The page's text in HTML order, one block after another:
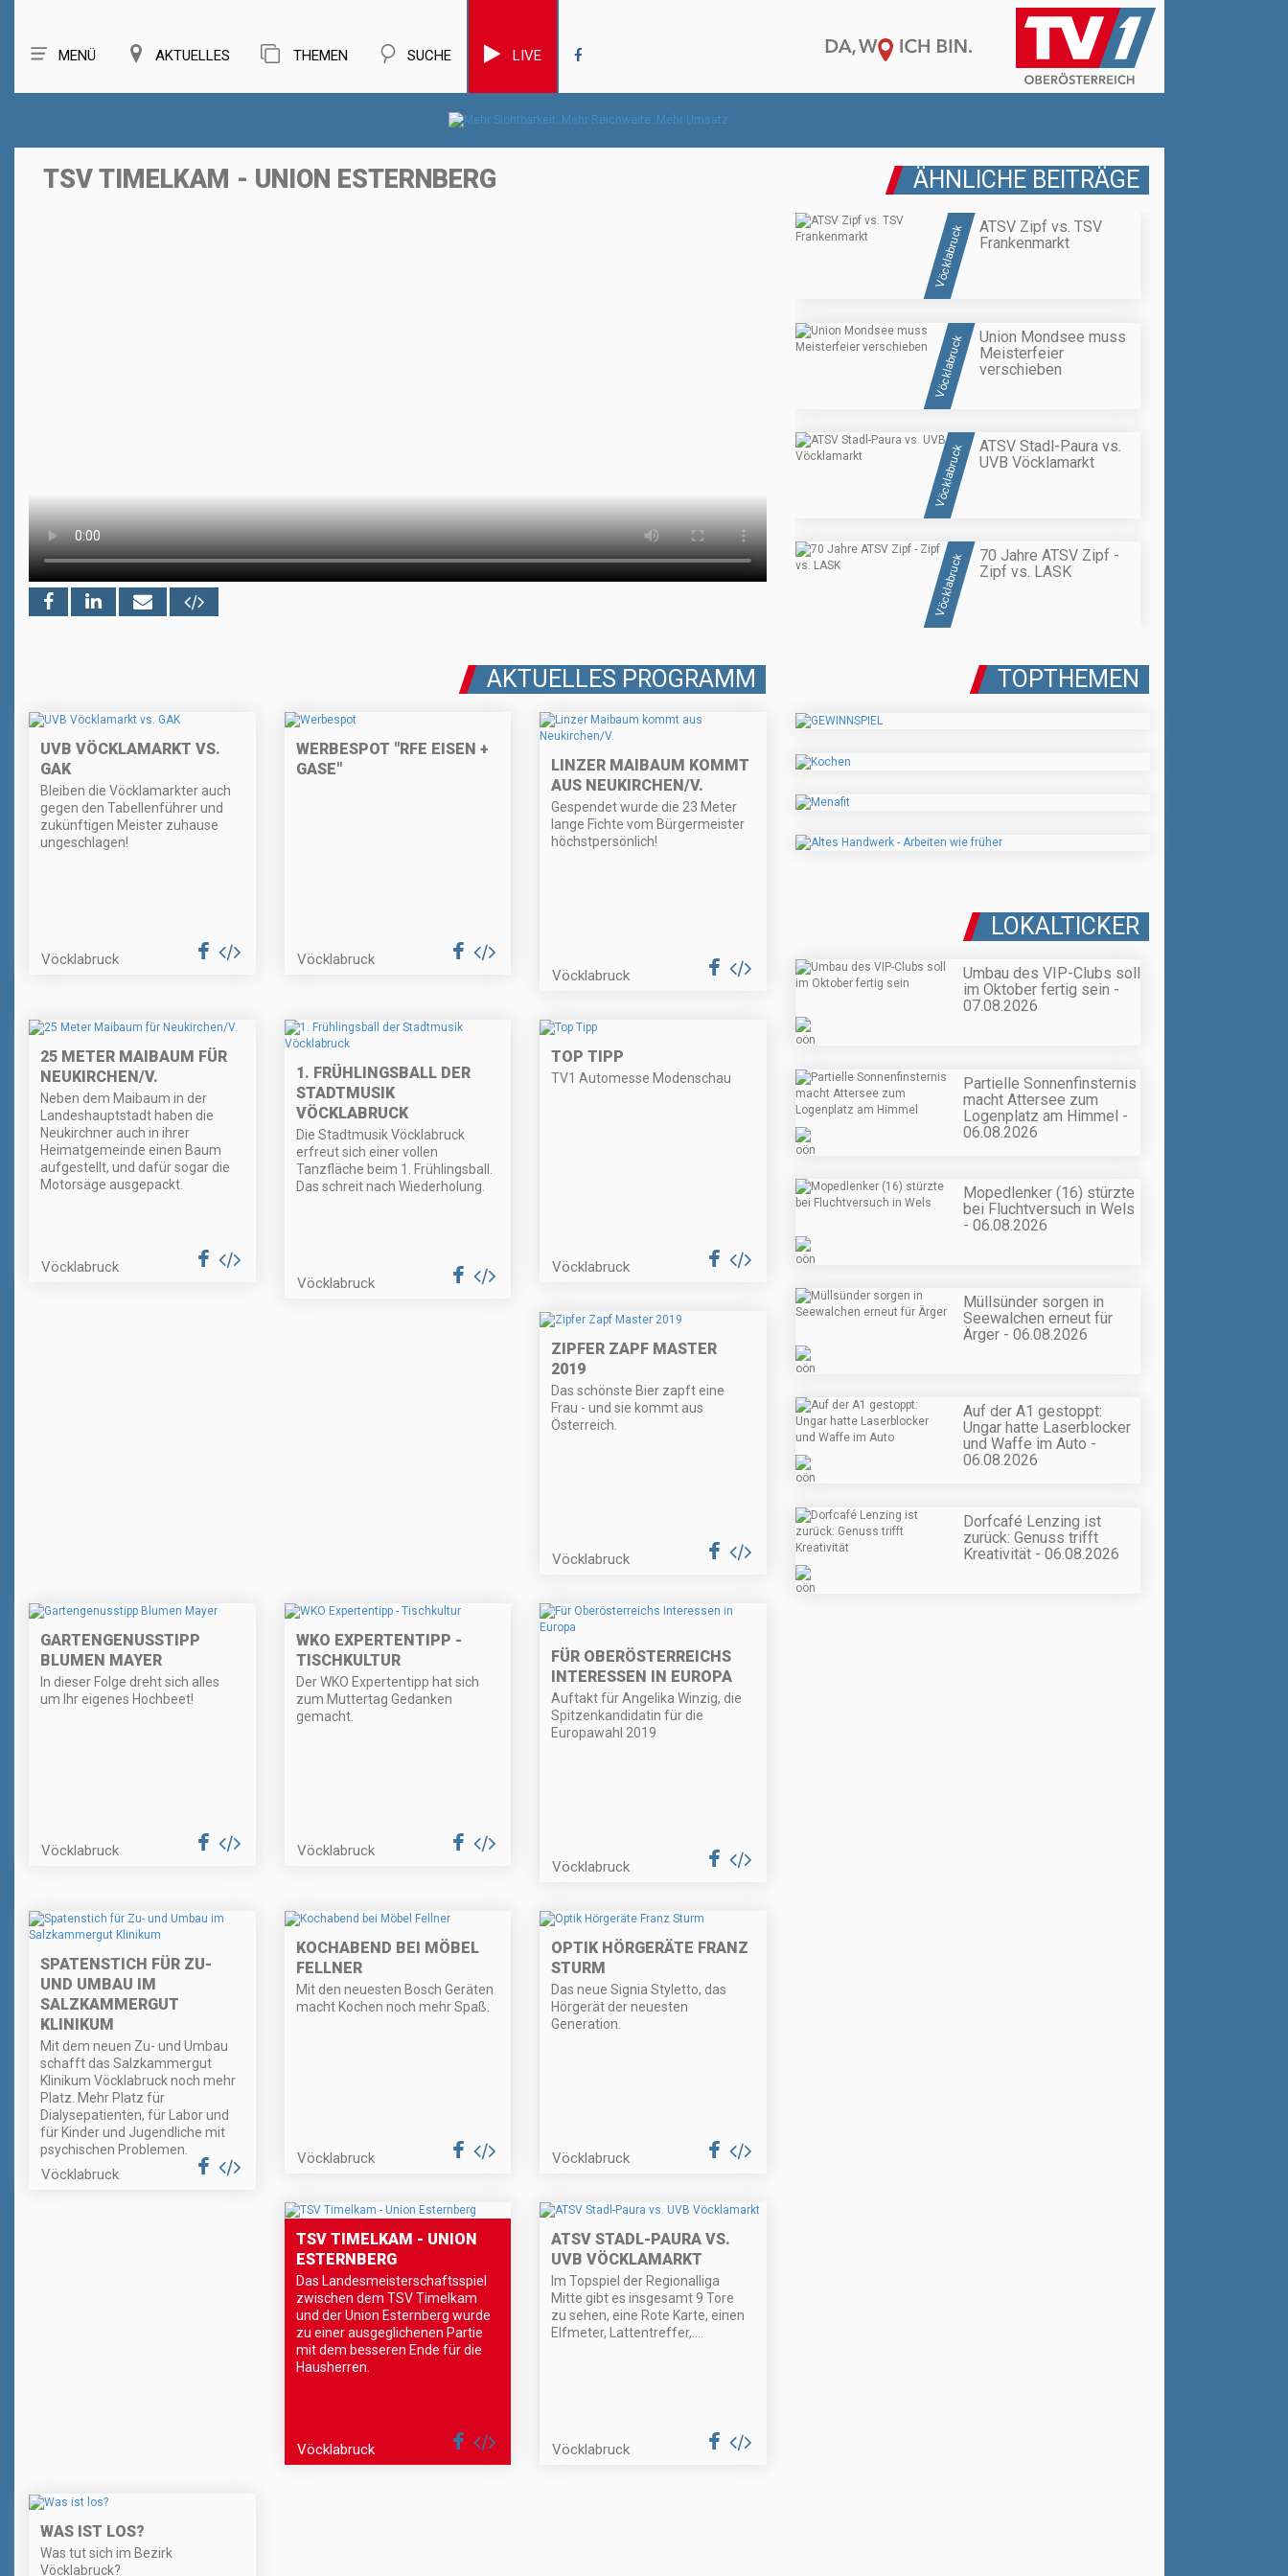
MENÜ AKTUELLES THEMEN SUCHE LIVE
TSV TIMELKAM - UNION ESTERNBERG ÄHNLICHE BEITRÄGE
Vöcklabruck
ATSV Zipf vs. TSV
Frankenmarkt
Vöcklabruck
Union Mondsee muss
Meisterfeier
verschieben
Vöcklabruck
ATSV Stadl-Paura vs.
UVB Vöcklamarkt
Vöcklabruck
70 Jahre ATSV Zipf -
Zipf vs. LASK
AKTUELLES PROGRAMM
UVB VÖCKLAMARKT VS.
GAK
Bleiben die Vöcklamarkter auch
gegen den Tabellenführer und
zukünftigen Meister zuhause
ungeschlagen!
Vöcklabruck
WERBESPOT "RFE EISEN +
GASE"
Vöcklabruck
LINZER MAIBAUM KOMMT
AUS NEUKIRCHEN/V.
Gespendet wurde die 23 Meter
lange Fichte vom Bürgermeister
höchstpersönlich!
Vöcklabruck
25 METER MAIBAUM FÜR
NEUKIRCHEN/V.
Neben dem Maibaum in der
Landeshauptstadt haben die
Neukirchner auch in ihrer
Heimatgemeinde einen Baum
aufgestellt, und dafür sogar die
Motorsäge ausgepackt.
Vöcklabruck
1. FRÜHLINGSBALL DER
STADTMUSIK
VÖCKLABRUCK
Die Stadtmusik Vöcklabruck
erfreut sich einer vollen
Tanzfläche beim 1. Frühlingsball.
Das schreit nach Wiederholung.
Vöcklabruck
TOP TIPP
TV1 Automesse Modenschau
Vöcklabruck
ZIPFER ZAPF MASTER
2019
Das schönste Bier zapft eine
Frau - und sie kommt aus
Österreich.
Vöcklabruck
GARTENGENUSSTIPP
BLUMEN MAYER
In dieser Folge dreht sich alles
um Ihr eigenes Hochbeet!
Vöcklabruck
WKO EXPERTENTIPP -
TISCHKULTUR
Der WKO Expertentipp hat sich
zum Muttertag Gedanken
gemacht.
Vöcklabruck
FÜR OBERÖSTERREICHS
INTERESSEN IN EUROPA
Auftakt für Angelika Winzig, die
Spitzenkandidatin für die
Europawahl 2019
Vöcklabruck
SPATENSTICH FÜR ZU-
UND UMBAU IM
SALZKAMMERGUT
KLINIKUM
Mit dem neuen Zu- und Umbau
schafft das Salzkammergut
Klinikum Vöcklabruck noch mehr
Platz. Mehr Platz für
Dialysepatienten, für Labor und
für Kinder und Jugendliche mit
psychischen Problemen.
Vöcklabruck
KOCHABEND BEI MÖBEL
FELLNER
Mit den neuesten Bosch Geräten
macht Kochen noch mehr Spaß.
Vöcklabruck
OPTIK HÖRGERÄTE FRANZ
STURM
Das neue Signia Styletto, das
Hörgerät der neuesten
Generation.
Vöcklabruck
TSV TIMELKAM - UNION
ESTERNBERG
Das Landesmeisterschaftsspiel
zwischen dem TSV Timelkam
und der Union Esternberg wurde
zu einer ausgeglichenen Partie
mit dem besseren Ende für die
Hausherren.
Vöcklabruck
ATSV STADL-PAURA VS.
UVB VÖCKLAMARKT
Im Topspiel der Regionalliga
Mitte gibt es insgesamt 9 Tore
zu sehen, eine Rote Karte, einen
Elfmeter, Lattentreffer,….
Vöcklabruck
WAS IST LOS?
Was tut sich im Bezirk
Vöcklabruck?
TOPTHEMEN
LOKALTICKER
Umbau des VIP-Clubs soll
im Oktober fertig sein -
07.08.2026
Partielle Sonnenfinsternis
macht Attersee zum
Logenplatz am Himmel -
06.08.2026
Mopedlenker (16) stürzte
bei Fluchtversuch in Wels
- 06.08.2026
Müllsünder sorgen in
Seewalchen erneut für
Ärger - 06.08.2026
Auf der A1 gestoppt:
Ungar hatte Laserblocker
und Waffe im Auto -
06.08.2026
Dorfcafé Lenzing ist
zurück: Genuss trifft
Kreativität - 06.08.2026